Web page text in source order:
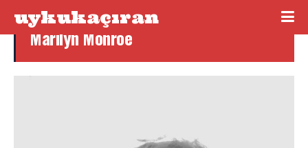
uykukaçıran
Marilyn Monroe